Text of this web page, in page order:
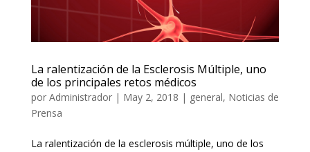
La ralentización de la Esclerosis Múltiple, uno
de los principales retos médicos
por Administrador| May 2, 2018 | general, Noticias de
Prensa
La ralentización de la esclerosis múltiple, uno de los